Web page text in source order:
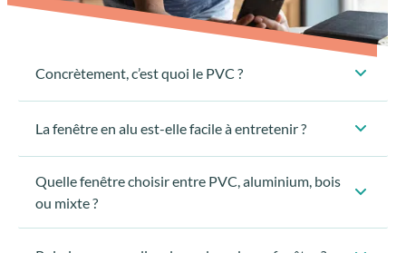
Concrètement, c’est quoi le PVC ?
La fenêtre en alu est-elle facile à entretenir ?
Entretien facile
résistance
Quelle fenêtre choisir entre PVC, aluminium, bois
ou mixte ?